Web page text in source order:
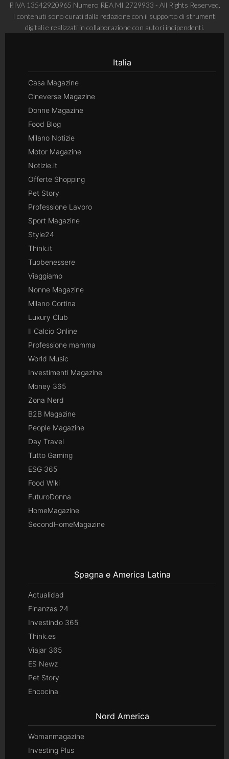
P.IVA 13542920965 Numero REA MI 2729933 - All Rights Reserved.
I contenuti sono curati dalla redazione con il supporto di strumenti
digitali e realizzati in collaborazione con autori indipendenti.
Italia
Casa Magazine
Cineverse Magazine
Donne Magazine
Food Blog
Milano Notizie
Motor Magazine
Notizie.it
Offerte Shopping
Pet Story
Professione Lavoro
Sport Magazine
Style24
Think.it
Tuobenessere
Viaggiamo
Nonne Magazine
Milano Cortina
Luxury Club
Il Calcio Online
Professione mamma
World Music
Investimenti Magazine
Money 365
Zona Nerd
B2B Magazine
People Magazine
Day Travel
Tutto Gaming
ESG 365
Food Wiki
FuturoDonna
HomeMagazine
SecondHomeMagazine
Spagna e America Latina
Actualidad
Finanzas 24
Investindo 365
Think.es
Viajar 365
ES Newz
Pet Story
Encocina
Nord America
Womanmagazine
Investing Plus